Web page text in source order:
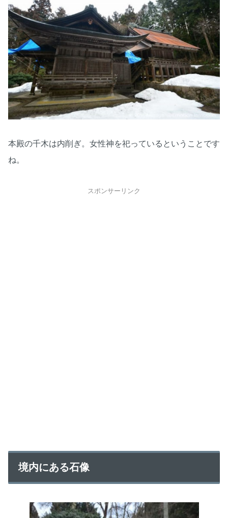
本殿の千木は内削ぎ。女性神を祀っているということです
ね。
スポンサーリンク
境内にある石像